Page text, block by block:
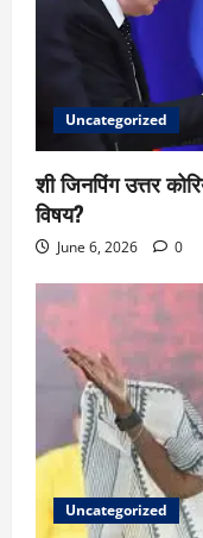
Uncategorized
शी जिनपिंग उत्तर
विषय?
June 6, 2026 0
Uncategorized